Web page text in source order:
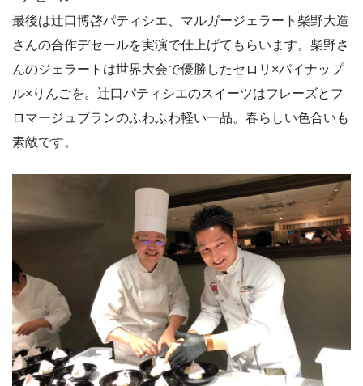
最後は辻口博啓パティシエ、マルガージェラート柴野大造
さんの合作デセールを実演で仕上げてもらいます。柴野さ
んのジェラートは世界大会で優勝したセロリ×パイナップ
ル×りんごを。辻口パティシエのスイーツはフレーズとフ
ロマージュブランのふわふわ軽い一品。春らしい色合いも
素敵です。